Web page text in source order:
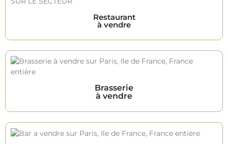
Restaurant
à vendre
Brasserie
à vendre